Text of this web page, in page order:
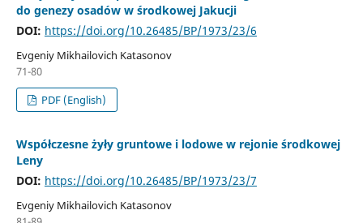
do genezy osadów w środkowej Jakucji
DOI: https://doi.org/10.26485/BP/1973/23/6
Evgeniy Mikhailovich Katasonov
71-80
PDF (English)
Współczesne żyły gruntowe i lodowe w rejonie środkowej
Leny
DOI: https://doi.org/10.26485/BP/1973/23/7
Evgeniy Mikhailovich Katasonov